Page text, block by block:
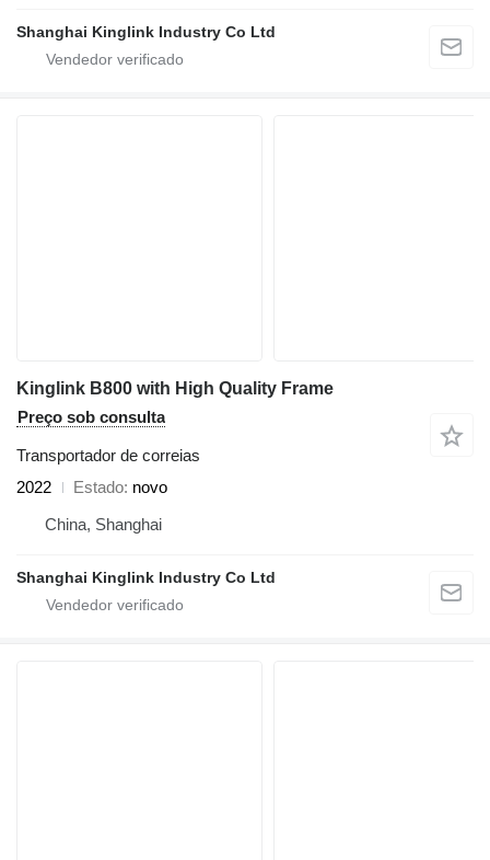
Shanghai Kinglink Industry Co Ltd
Kinglink B800 with High Quality Frame
Preço sob consulta
Transportador de correias
2022
Estado novo
China, Shanghai
Shanghai Kinglink Industry Co Ltd